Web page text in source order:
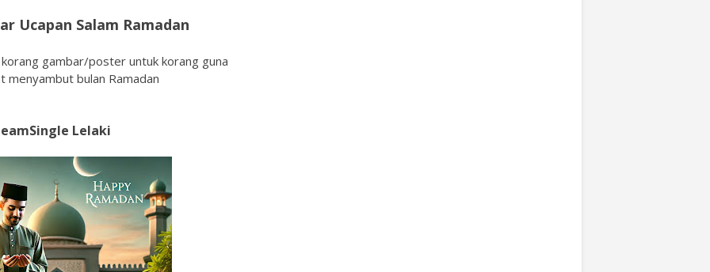
Ucapan Salam Ramadan
gambar/poster untuk korang guna
menyambut bulan Ramadan
Lelaki